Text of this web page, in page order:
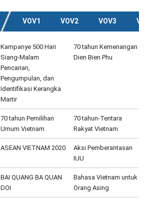
VOV1 VOV2 VOV3
Kampanye 500 Hari
Siang-Malam
Pencarian,
Pengumpulan, dan
Identifikasi Kerangka
Martir
70 tahun Kemenangan
Dien Bien Phu
70 tahun Pemilihan
Umum Vietnam
70 tahun-Tentara
Rakyat Vietnam
ASEAN VIETNAM 2020
Aksi Pemberantasan
IUU
BAI QUANG BA QUAN
DOI
Bahasa Vietnam untuk
Orang Asing